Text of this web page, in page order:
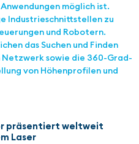
möglich ist.
Industrieschnittstellen zu
und Robotern.
das Suchen und Finden
sowie die 360-Grad-
von Höhenprofilen und
präsentiert weltweit
Laser